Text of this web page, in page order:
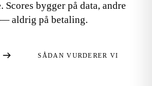
bygger på data, andre
aldrig på betaling.
SÅDAN VURDERER VI